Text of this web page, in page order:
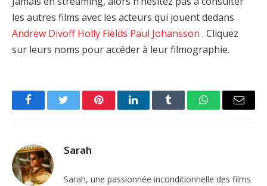
les autres films avec les acteurs qui jouent dedans
Andrew Divoff Holly Fields Paul Johansson . Cliquez
sur leurs noms pour accéder à leur filmographie.
FacebookTwitter PinterestLinkedInTumblr WhatsAppEmail
Sarah
Sarah, une passionnée inconditionnelle des films